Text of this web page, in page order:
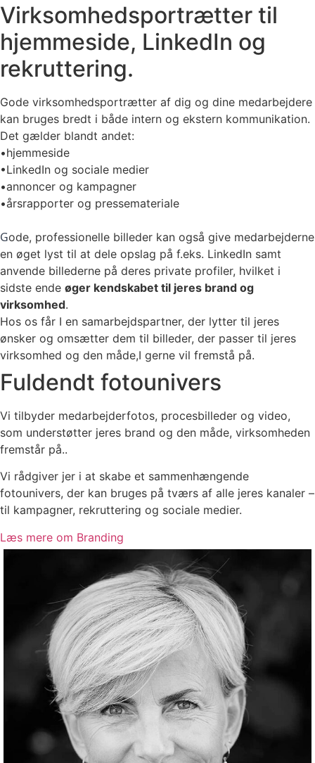
Virksomhedsportrætter til
hjemmeside, LinkedIn og
rekruttering.
Gode virksomhedsportrætter af dig og dine medarbejdere
kan bruges bredt i både intern og ekstern kommunikation.
Det gælder blandt andet:
•hjemmeside
•LinkedIn og sociale medier
•annoncer og kampagner
•årsrapporter og pressemateriale
Gode, professionelle billeder kan også give medarbejderne
en øget lyst til at dele opslag på f.eks. LinkedIn samt
anvende billederne på deres private profiler, hvilket i
sidste ende øger kendskabet til jeres brand og
virksomhed.
Hos os får I en samarbejdspartner, der lytter til jeres
ønsker og omsætter dem til billeder, der passer til jeres
virksomhed og den måde,I gerne vil fremstå på.
Fuldendt fotounivers
Vi tilbyder medarbejderfotos, procesbilleder og video,
som understøtter jeres brand og den måde, virksomheden
fremstår på..
Vi rådgiver jer i at skabe et sammenhængende
fotounivers, der kan bruges på tværs af alle jeres kanaler –
til kampagner, rekruttering og sociale medier.
Læs mere om Branding